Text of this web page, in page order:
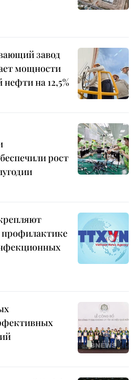
завод
мощности
на 12,5%
рост
профилактике